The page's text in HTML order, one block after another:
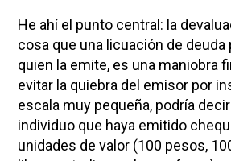
He ahí el punto central: la
cosa que una licuación de deuda
quien la emite, es una maniobra
evitar la quiebra del emisor por
escala muy pequeña, podría
individuo que haya emitido
unidades de valor (100 pesos,